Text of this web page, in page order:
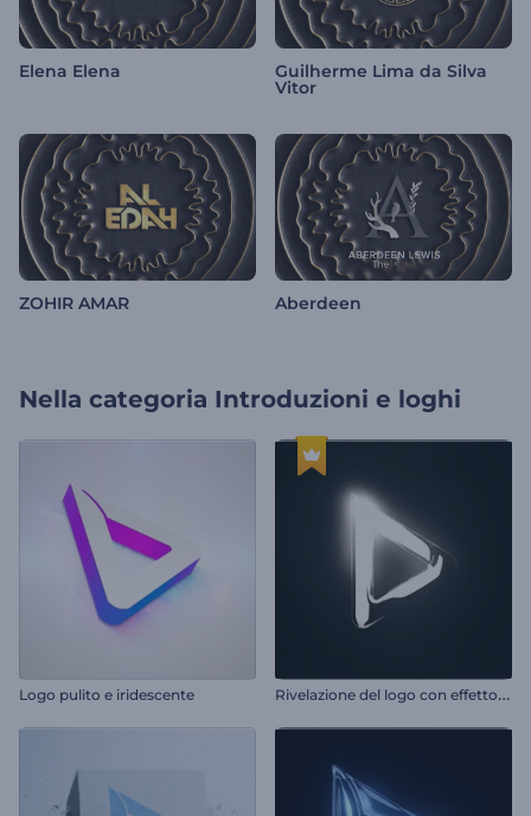
Elena Elena Guilherme Lima da Silva
Vitor
ZOHIR AMAR Aberdeen
Nella categoria Introduzioni e loghi
Logo pulito e iridescente R
ivelazione del logo con effetto bagliore cinematografico